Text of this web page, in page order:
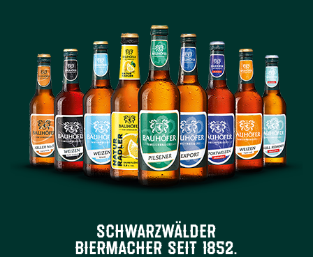
schwarzwälder
biermacher seit 1852.